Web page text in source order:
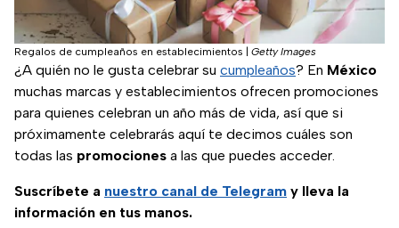
Regalos de cumpleaños en establecimientos Getty Images
¿A quién no le gusta celebrar su cumpleaños? En México
muchas marcas y establecimientos ofrecen promociones
para quienes celebran un año más de vida, así que si
próximamente celebrarás aquí te decimos cuáles son
todas las promociones a las que puedes acceder.
Suscríbete a nuestro canal de Telegram y lleva la
información en tus manos.